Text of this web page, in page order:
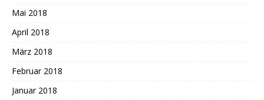
Mai 2018
April 2018
März 2018
Februar 2018
Januar 2018